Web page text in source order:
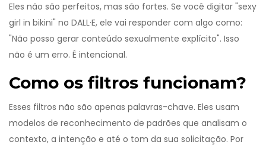
Eles não são perfeitos, mas são fortes. Se você digitar "sexy
girl in bikini" no DALL·E, ele vai responder com algo como:
"Não posso gerar conteúdo sexualmente explícito". Isso
não é um erro. É intencional.
Como os filtros funcionam?
Esses filtros não são apenas palavras-chave. Eles usam
modelos de reconhecimento de padrões que analisam o
contexto, a intenção e até o tom da sua solicitação. Por